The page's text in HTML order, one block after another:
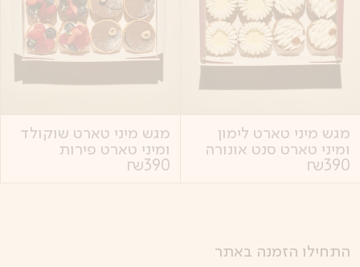
מגש מיני טארט לימון
ומיני טארט סנט אונורה
390
₪
מגש מיני טארט שוקולד
ומיני טארט פירות
390
₪
התחילו הזמנה באתר